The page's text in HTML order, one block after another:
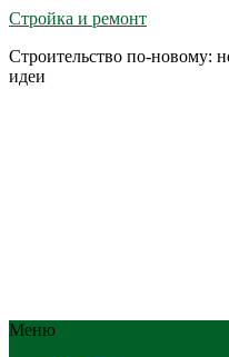
Стройка и ремонт
Строительство по-новому:
идеи
Меню